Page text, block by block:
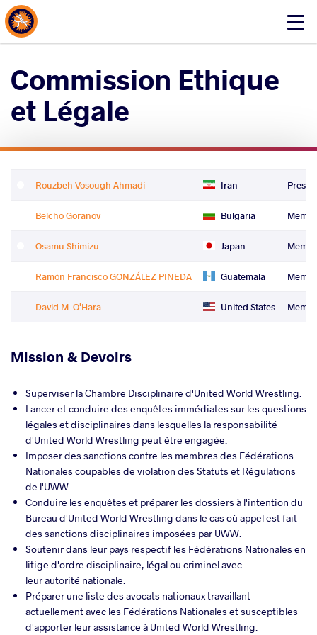
Click
About Events
Commission Ethique
et Légale
Rouzbeh Vosough Ahmadi Iran
Belcho Goranov Bulgaria
Osamu Shimizu Japan
Ramón Francisco GONZÁLEZ PINEDA Guatemala
David M. O'Hara United States
Mission & Devoirs
Superviser la Chambre Disciplinaire d'United World Wrestling.
Lancer et conduire des enquêtes immédiates sur les questions
légales et disciplinaires dans lesquelles la responsabilité
d'United World Wrestling peut être engagée.
Imposer des sanctions contre les membres des Fédérations
Nationales coupables de violation des Statuts et Régulations
de l'UWW.
Conduire les enquêtes et préparer les dossiers à l'intention du
Bureau d'United World Wrestling dans le cas où appel est fait
des sanctions disciplinaires imposées par UWW.
Soutenir dans leur pays respectif les Fédérations Nationales en
litige d'ordre disciplinaire, légal ou criminel avec
leur autorité nationale.
Préparer une liste des avocats nationaux travaillant
actuellement avec les Fédérations Nationales et susceptibles
d'apporter leur assistance à United World Wrestling.